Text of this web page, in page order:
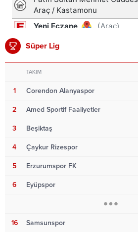
Süper Lig
TAKIM
1 Corendon Alanyaspor
2 Amed Sportif Faaliyetler
3 Beşiktaş
4 Çaykur Rizespor
5 Erzurumspor FK
6 Eyüpspor
16 Samsunspor